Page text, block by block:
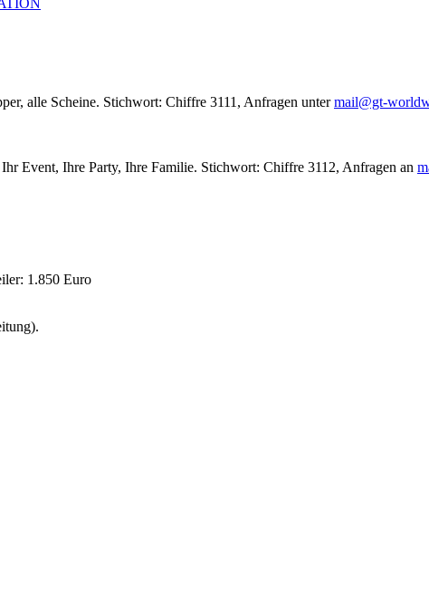
alle Scheine. Stichwort: Chiffre 3111, Anfragen untermail@gt-
Event, Ihre Party, Ihre Familie. Stichwort: Chiffre 3112, Anfragen an
1.850 Euro